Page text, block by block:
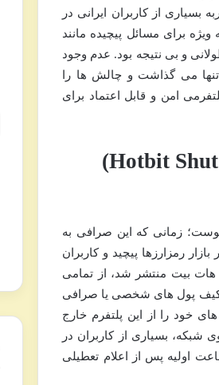
از کاربران ایرانی در
برای مسائل پیچیده مانند
و بی نتیجه بود. عدم وجود
تنها می گذاشت و چالش ها را
امن و قابل اعتماد برای
سرانجام در تاریخ ۱ خرداد ۱۴۰۲ به حقیقت پیوست؛ زمانی که این صرافی به
رمزارزها پیچید و کاربران
هات بیت منتشر شد، از تمامی
های خود را تا تاریخ ۳۱ خرداد ۱۴۰۲ (برابر با ۲۱ ژوئن) به کیف پول های شخصی یا صرافی
خود را از این پلتفرم خارج
شبکه، بسیاری از کاربران در
های خود با مشکل مواجه شدند و عملاً امکان خروج سرمایه در ۴۸ ساعت اولیه پس از اعلام تعطیلی